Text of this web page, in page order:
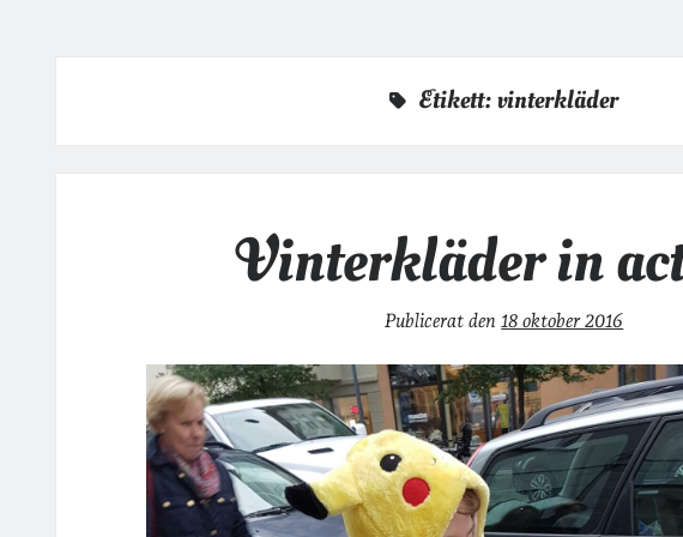
Etikett:vinterkläder
Vinterkläder in
Publicerat den18 oktober 2016